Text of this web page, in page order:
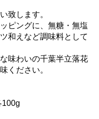
致します。
ピングに、無糖・無塩
和えなど調味料として
味わいの千葉半立落花
ください。